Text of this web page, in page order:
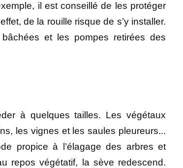
il est conseillé de les protéger
de la rouille risque de s’y installer.
et les pompes retirées des
à quelques tailles. Les végétaux
les vignes et les saules pleureurs...
propice à l’élagage des arbres et
repos végétatif, la sève redescend.